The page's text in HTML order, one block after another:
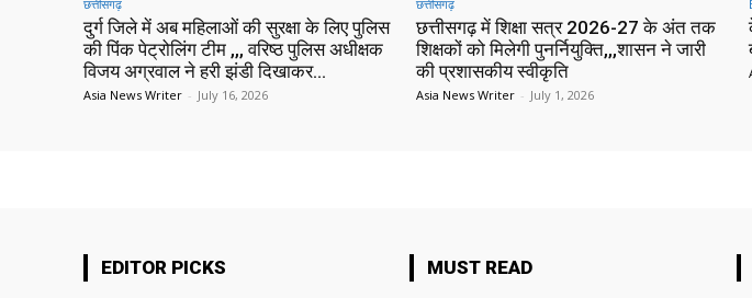
छत्तीसगढ़
दुर्ग जिले में अब महिलाओं की सुरक्षा के लिए पुलिस
की पिंक पेट्रोलिंग टीम ,,, वरिष्ठ पुलिस अधीक्षक
विजय अग्रवाल ने हरी झंडी दिखाकर...
Asia News Writer - July 16, 2026
छत्तीसगढ़
छत्तीसगढ़ में शिक्षा सत्र 2026-27 के अंत तक
शिक्षकों को मिलेगी पुनर्नियुक्ति,,,शासन ने जारी
की प्रशासकीय स्वीकृति
Asia News Writer - July 1, 2026
EDITOR PICKS MUST READ